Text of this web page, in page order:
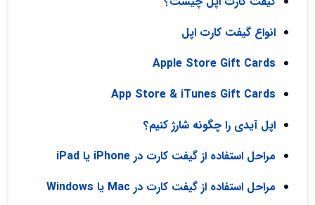
انواع گیفت کارت اپل
Apple Store Gift Cards
App Store & iTunes Gift Cards
اپل آیدی را چگونه شارژ کنیم؟
مراحل استفاده از گیفت کارت در iPhone یا iPad
مراحل استفاده از گیفت کارت در Mac یا Windows